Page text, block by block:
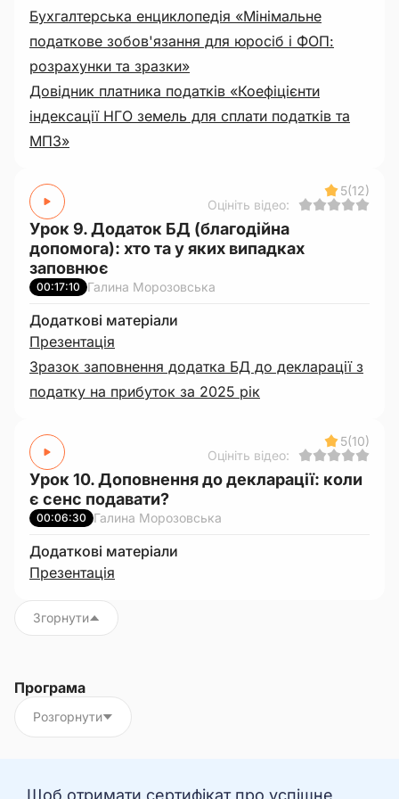
Бухгалтерська енциклопедія «Мінімальне
податкове зобов'язання для юросіб і ФОП:
розрахунки та зразки»
Довідник платника податків «Коефіцієнти
індексації НГО земель для сплати податків та
МПЗ»
5(12)
Оцініть відео:
Урок 9. Додаток БД (благодійна
допомога): хто та у яких випадках
заповнює
00:17:10 Галина Морозовська
Додаткові матеріали
Презентація
Зразок заповнення додатка БД до декларації з
податку на прибуток за 2025 рік
5(10)
Оцініть відео:
Урок 10. Доповнення до декларації: коли
є сенс подавати?
00:06:30 Галина Морозовська
Додаткові матеріали
Презентація
Згорнути
Програма
Розгорнути
Щоб отримати сертифікат про успішне